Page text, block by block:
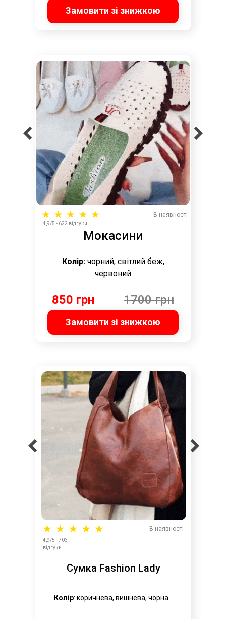
Замовити зі знижкою
В наявності
Замовити зі знижкою
4,9/5 - 622 відгуки
850 грн 1700 грн
Мокасини
Колір: чорний, світлий беж,
червоний
Сумка Fashion Lady
Колір: коричнева, вишнева, чорна
В наявності
4,9/5 - 703
відгуки